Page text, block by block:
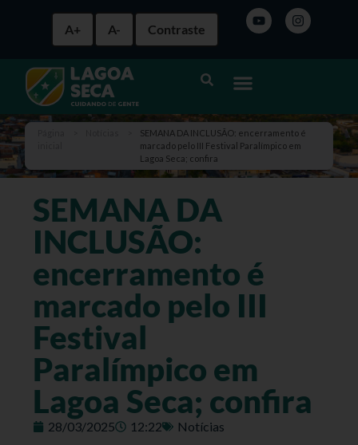
A+ A- Contraste
SEMANA DA INCLUSÃO: encerramento é
marcado pelo III Festival Paralímpico em
Lagoa Seca; confira
SEMANA DA
INCLUSÃO:
encerramento é
marcado pelo III
Festival
Paralímpico em
Lagoa Seca; confira
28/03/2025 12:22 Notícias